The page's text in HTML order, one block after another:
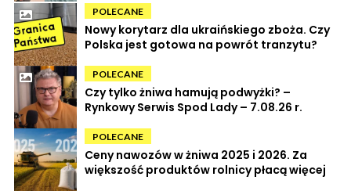
POLECANE
Nowy korytarz dla ukraińskiego zboża. Czy
Polska jest gotowa na powrót tranzytu?
POLECANE
Czy tylko żniwa hamują podwyżki? –
Rynkowy Serwis Spod Lady – 7.08.26 r.
POLECANE
Ceny nawozów w żniwa 2025 i 2026. Za
większość produktów rolnicy płacą więcej